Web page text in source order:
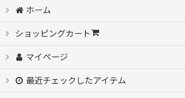
ホーム
ショッピングカート
マイページ
最近チェックしたアイテム